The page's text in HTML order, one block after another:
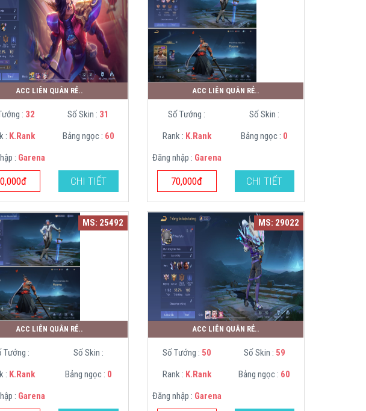
ACC LIÊN QUÂN RẺ..
: 32 Số Skin : 31
: K.Rank Bảng ngọc : 60
: Garena
CHI TIẾT
ACC LIÊN QUÂN RẺ..
Số Tướng :
Số Skin :
Rank : K.Rank Bảng ngọc : 0
Đăng nhập : Garena
70,000đ CHI TIẾT
MS: 25492
ACC LIÊN QUÂN RẺ..
Tướng :
Số Skin :
: K.Rank Bảng ngọc : 0
: Garena
MS: 29022
ACC LIÊN QUÂN RẺ..
Số Tướng : 50 Số Skin : 59
Rank : K.Rank Bảng ngọc : 60
Đăng nhập : Garena